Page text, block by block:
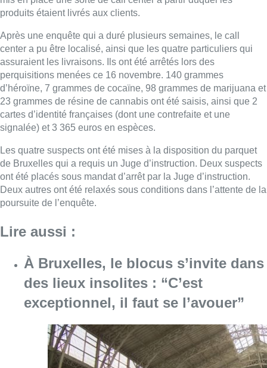
produits étaient livrés aux clients.
Après une enquête qui a duré plusieurs semaines, le call
center a pu être localisé, ainsi que les quatre particuliers qui
assuraient les livraisons. Ils ont été arrêtés lors des
perquisitions menées ce 16 novembre. 140 grammes
d’héroïne, 7 grammes de cocaïne, 98 grammes de marijuana et
23 grammes de résine de cannabis ont été saisis, ainsi que 2
cartes d’identité françaises (dont une contrefaite et une
signalée) et 3 365 euros en espèces.
Les quatre suspects ont été mises à la disposition du parquet
de Bruxelles qui a requis un Juge d’instruction. Deux suspects
ont été placés sous mandat d’arrêt par la Juge d’instruction.
Deux autres ont été relaxés sous conditions dans l’attente de la
poursuite de l’enquête.
Lire aussi :
À Bruxelles, le blocus s’invite dans
des lieux insolites : “C’est
exceptionnel, il faut se l’avouer”